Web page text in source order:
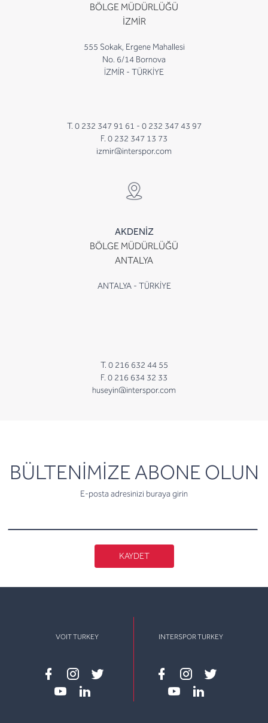
BÖLGE MÜDÜRLÜĞÜ
İZMİR
555 Sokak, Ergene Mahallesi
No. 6/14 Bornova
İZMİR - TÜRKİYE
T. 0 232 347 91 61 - 0 232 347 43 97
F. 0 232 347 13 73
izmir@interspor.com
AKDENİZ
BÖLGE MÜDÜRLÜĞÜ
ANTALYA
ANTALYA - TÜRKİYE
T. 0 216 632 44 55
F. 0 216 634 32 33
huseyin@interspor.com
BÜLTENİMİZE ABONE OLUN
E-posta adresinizi buraya girin
newsletter
KAYDET
VOIT TURKEY
Facebook
instagram
twitter
INTERSPOR TURKEY
Facebook
instagram
twitter